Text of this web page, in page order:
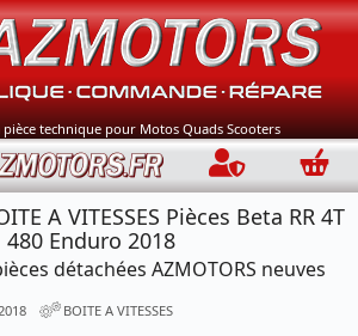
pièce technique pour Motos Quads Scooters
Connection
A VITESSES Pièces Beta RR 4T
480 Enduro 2018
détachées AZMOTORS neuves
BOITE A VITESSES